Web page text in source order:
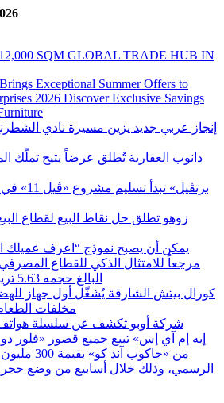
SQM GLOBAL TRADE HUB IN
Exceptional Summer Offers to
2026 Discover Exclusive Savings
إنجاز عربي جديد يزين مسيرة نادي
دانوب العقارية تُطلق عرضاً يتيح تملّك
زوهو تطلق حل نقاط البيع لقطاع
يمكن أن يصبح نموذج “اعرف عميلك
مرجعاً للامتثال الذكي للقطاع
البالغ حجمه 5.63 تريليون درهم إماراتي
كورال بيتش الشارقة يُشغّل أول جهاز
مخلفات
شركة أوبو تكشف عن سلسلة هواتف رينو16 في
من «جاكوب
الرسمي، وذلك خلال أسابيع من وضع